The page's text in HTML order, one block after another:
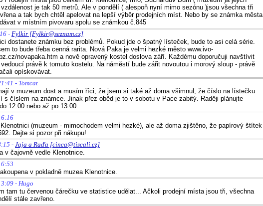
je tak 50 metrů. Ale v pondělí ( alespoň nyní mimo sezónu )jsou všechna tři
a tak bych chtěl apelovat na lepší výběr prodejních míst. Nebo by se známka města
v místním pivovaru spolu se známkou č.845
- Fylkir [Fylkir@seznam.cz]
dostanete známku bez problémů. Pokud jde o špatný lísteček, bude to asi celá série.
to bude třeba cenná rarita. Nová Paka je velmi hezké město www.ivo-
novapaka.htm a nově opravený kostel doslova září. Každému doporučuji navštívit
právě k tomuto kostelu. Na náměstí bude zářit novoutou i morový sloup - právě
opískovávat.
- Tomcat
v muzeum dost a musím říci, že jsem si také až doma všimnul, že číslo na lístečku
s číslem na známce. Jinak přez oběd je to v sobotu v Pace zabitý. Raději plánujte
12:00 nebo až po 13:00.
(muzeum - mimochodem velmi hezké), ale až doma zjištěno, že papírový štítek
Dejte si pozor při nákupu!
- Jaja a Raďa [cinca@tiscali.cz]
v čajovně vedle Klenotnice.
v pokladně muzea Klenotnice.
- Hugo
tam tu červenou čárečku ve statistice udělat... Ačkoli prodejní místa jsou tři, všechna
stále zavřeno.